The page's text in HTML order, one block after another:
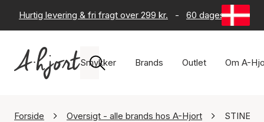
Hurtig levering & fri fragt over 299 kr. - 60 dages returret
Smykker Brands Outlet Om A-
Forside Oversigt - alle brands hos A-Hjort STINE A